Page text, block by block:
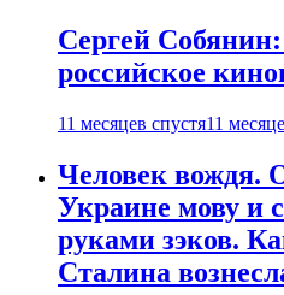
Сергей
российское
11 месяцев спустя11
Человек вождя.
Украине мову и
руками зэков.
Сталина